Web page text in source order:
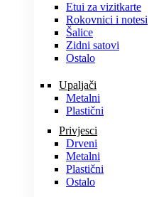
Etui za vizitkarte
Rokovnici i notesi
Šalice
Zidni satovi
Ostalo
Upaljači
Metalni
Plastični
Privjesci
Drveni
Metalni
Plastični
Ostalo